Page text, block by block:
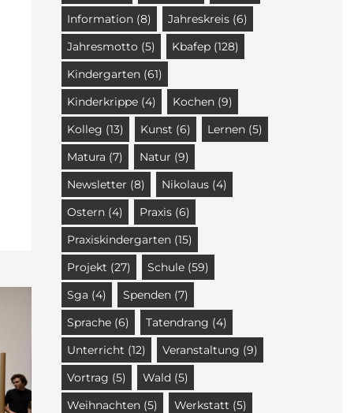
Information(8) Jahreskreis(6)
Jahresmotto (5) Kbafep(128)
Kindergarten(61)
Kinderkrippe(4) Kochen(9)
Kolleg (13) Kunst (6) Lernen(5)
Matura (7) Natur (9)
Newsletter (8) Nikolaus(4)
Ostern(4) Praxis(6)
Praxiskindergarten(15)
Projekt (27) Schule(59)
Sga (4) Spenden(7)
Sprache(6) Tatendrang (4)
Unterricht (12) Veranstaltung (9)
Vortrag (5) Wald (5)
Weihnachten(5) Werkstatt (5)